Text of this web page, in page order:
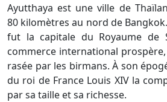
Ayutthaya est une ville de
80 kilomètres au nord de
fut la capitale du Royaume
commerce international
rasée par les birmans. À son
du roi de France Louis XIV la
par sa taille et sa richesse.